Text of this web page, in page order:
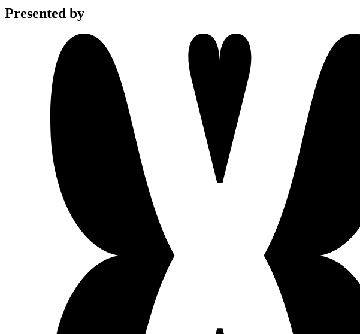
Presented by